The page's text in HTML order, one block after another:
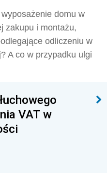
domu w
zakupu i montażu,
odliczeniu w
A co w przypadku ulgi
VAT w